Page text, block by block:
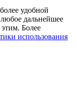
удобной
дальнейшее
Более
использования